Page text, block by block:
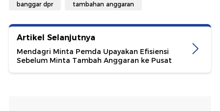
banggar dpr tambahan anggaran
Artikel Selanjutnya
Mendagri Minta Pemda Upayakan Efisiensi
Sebelum Minta Tambah Anggaran ke Pusat